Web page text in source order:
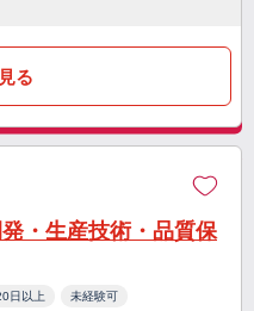
る
・生産技術・品質保
日以上 未経験可